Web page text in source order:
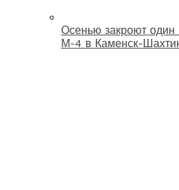
Осенью закроют один
М-4 в Каменск-